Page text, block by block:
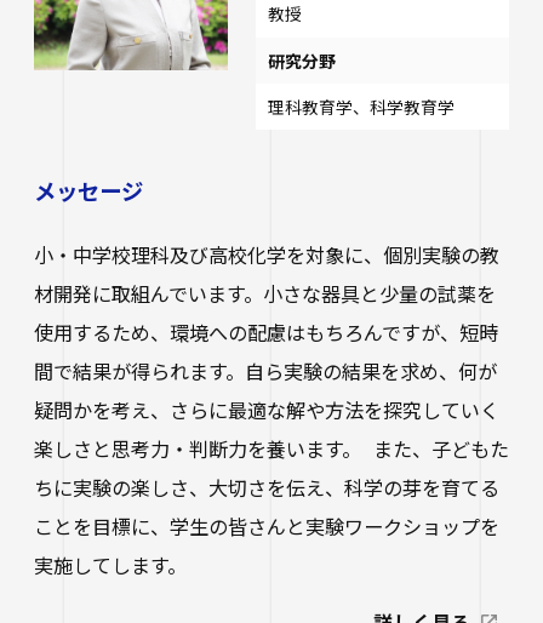
メッセージ
小・中学校理科及び高校化学を対象に、個別実験の教
材開発に取組んでいます。小さな器具と少量の試薬を
使用するため、環境への配慮はもちろんですが、短時
間で結果が得られます。自ら実験の結果を求め、何が
疑問かを考え、さらに最適な解や方法を探究していく
楽しさと思考力・判断力を養います。 また、子どもた
ちに実験の楽しさ、大切さを伝え、科学の芽を育てる
ことを目標に、学生の皆さんと実験ワークショップを
実施してします。
教授
研究分野
理科教育学、科学教育学